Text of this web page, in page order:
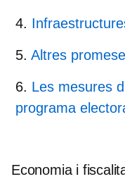
Altres
Les mesures
programa
Economia i